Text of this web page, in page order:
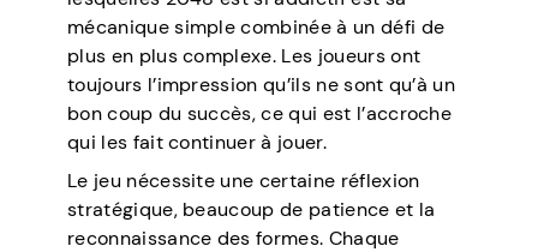
mécanique simple combinée à un défi de
plus en plus complexe. Les joueurs ont
toujours l’impression qu’ils ne sont qu’à un
bon coup du succès, ce qui est l’accroche
qui les fait continuer à jouer.
Le jeu nécessite une certaine réflexion
stratégique, beaucoup de patience et la
reconnaissance des formes. Chaque